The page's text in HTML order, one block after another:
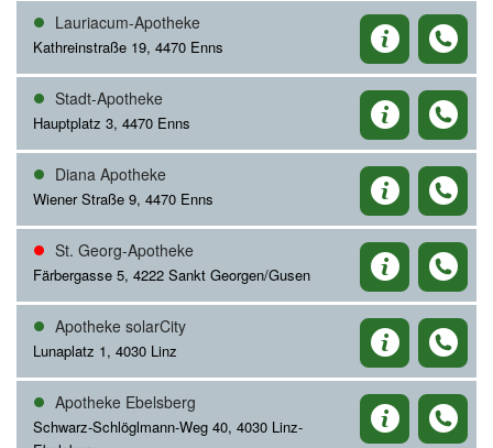
Lauriacum-Apotheke
Kathreinstraße 19, 4470 Enns
Stadt-Apotheke
Hauptplatz 3, 4470 Enns
Diana Apotheke
Wiener Straße 9, 4470 Enns
St. Georg-Apotheke
Färbergasse 5, 4222 Sankt Georgen/Gusen
Apotheke solarCity
Lunaplatz 1, 4030 Linz
Apotheke Ebelsberg
Schwarz-Schlöglmann-Weg 40, 4030 Linz-